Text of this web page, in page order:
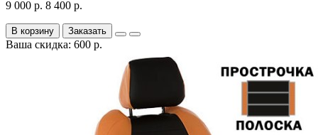
9 000 р. 8 400 р.
В корзину Заказать
Ваша скидка: 600 р.